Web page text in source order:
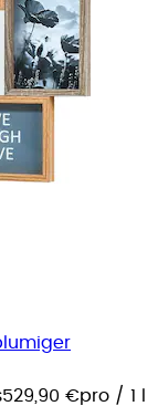
529,90 €pro / 1 l